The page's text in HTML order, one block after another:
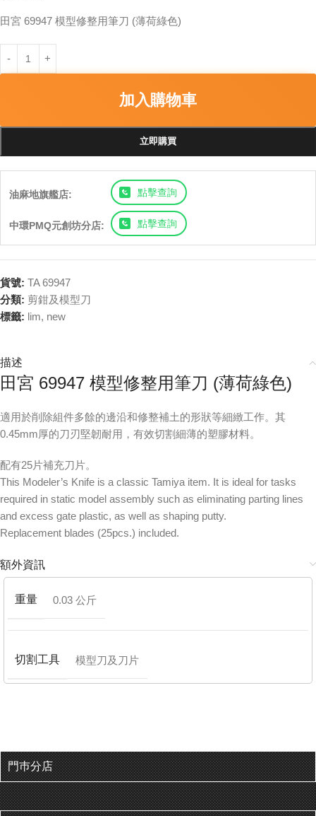
田宮 69947 模型修整用筆刀 (薄荷綠色)
加入購物車
立即購買
油麻地旗艦店: 點擊查詢
中環PMQ元創坊分店: 點擊查詢
貨號: TA 69947
分類: 剪鉗及模型刀
標籤: lim, new
描述
田宮 69947 模型修整用筆刀 (薄荷綠色)
適用於削除組件多餘的邊沿和修整補土的形狀等細緻工作。其
0.45mm厚的刀刃堅韌耐用，有效切割細薄的塑膠材料。
配有25片補充刀片。
This Modeler’s Knife is a classic Tamiya item. It is ideal for tasks
required in static model assembly such as eliminating parting lines
and excess gate plastic, as well as shaping putty.
Replacement blades (25pcs.) included.
額外資訊
重量 0.03 公斤
切割工具 模型刀及刀片
門巿分店